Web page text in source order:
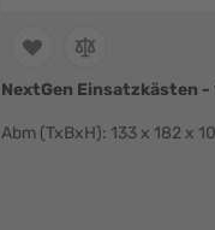
NextGen Einsatzkästen -
Abm (TxBxH): 133 x 182 x